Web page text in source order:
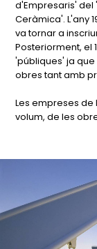
d'Empresaris' del
Ceràmica'. L'any
va tornar a
Posteriorment, el
'públiques' ja
obres tant amb
Les empreses de
volum, de les